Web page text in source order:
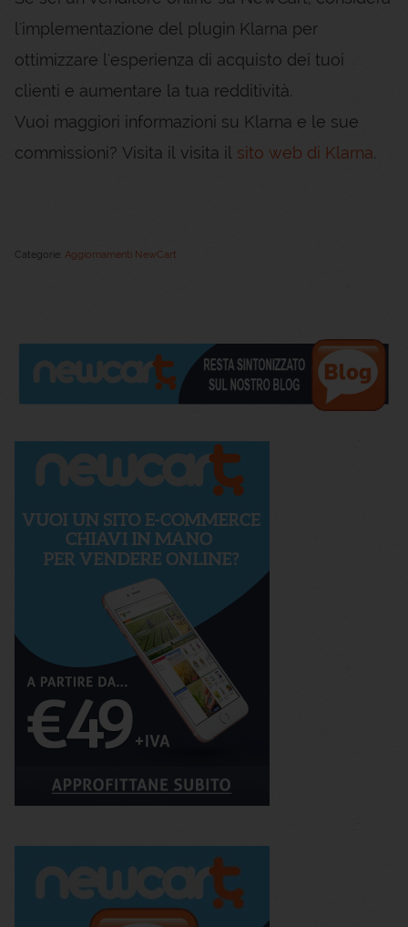
l'implementazione del plugin Klarna per
ottimizzare l'esperienza di acquisto dei tuoi
clienti e aumentare la tua redditività.
Vuoi maggiori informazioni su Klarna e le sue
commissioni? Visita il visita il sito web di Klarna.
Categorie: Aggiornamenti NewCart